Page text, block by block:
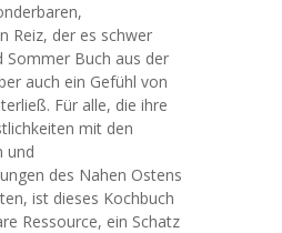
Reiz, der es schwer
Sommer Buch aus der
auch ein Gefühl von
Für alle, die ihre
mit den
und
des Nahen Ostens
ist dieses Kochbuch
Ressource, ein Schatz